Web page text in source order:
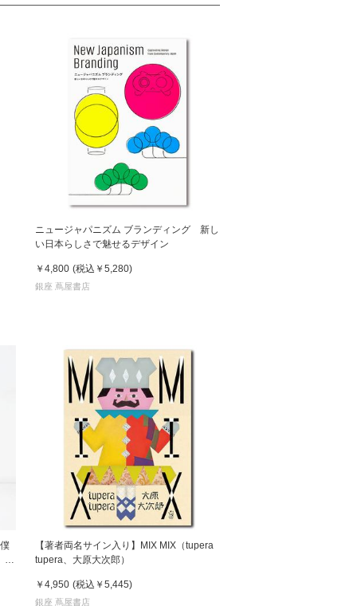
ニュージャパニズム ブランディング 新し
い日本らしさで魅せるデザイン
￥4,800 (税込 ￥5,280)
銀座 蔦屋書店
鈴
【著者両名サイン入り】MIX MIX（tupera
tupera、大原大次郎）
￥4,950 (税込 ￥5,445)
銀座 蔦屋書店